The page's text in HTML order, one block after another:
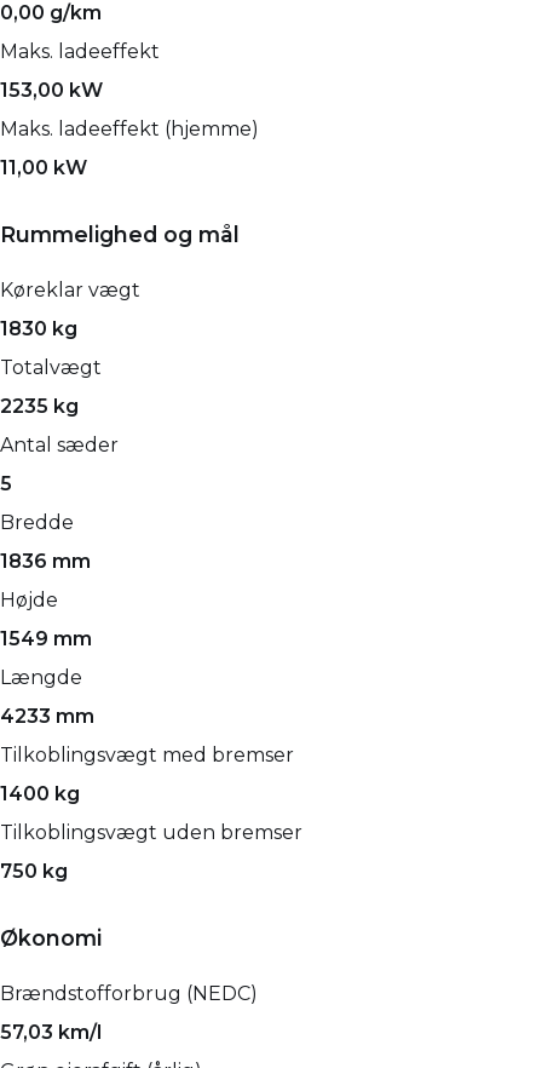
0,00 g/km
Maks. ladeeffekt
153,00 kW
Maks. ladeeffekt (hjemme)
11,00 kW
Rummelighed og mål
Køreklar vægt
1830 kg
Totalvægt
2235 kg
Antal sæder
5
Bredde
1836 mm
Højde
1549 mm
Længde
4233 mm
Tilkoblingsvægt med bremser
1400 kg
Tilkoblingsvægt uden bremser
750 kg
Økonomi
Brændstofforbrug (NEDC)
57,03 km/l